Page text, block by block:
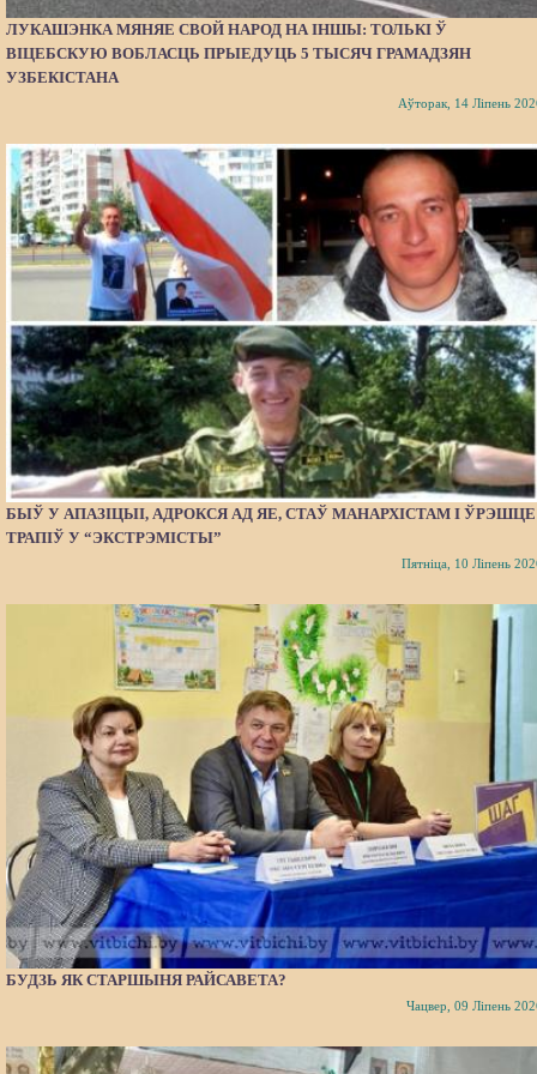
ЛУКАШЭНКА МЯНЯЕ СВОЙ НАРОД НА ІНШЫ: ТОЛЬКІ Ў
ВІЦЕБСКУЮ ВОБЛАСЦЬ ПРЫЕДУЦЬ 5 ТЫСЯЧ ГРАМАДЗЯН
УЗБЕКІСТАНА
Аўторак, 14 Ліпень
БЫЎ У АПАЗІЦЫІ, АДРОКСЯ АД ЯЕ, СТАЎ МАНАРХІСТАМ І ЎРЭШЦЕ
ТРАПІЎ У “ЭКСТРЭМІСТЫ”
Пятніца, 10 Ліпень
БУДЗЬ ЯК СТАРШЫНЯ РАЙСАВЕТА?
Чацвер, 09 Ліпень